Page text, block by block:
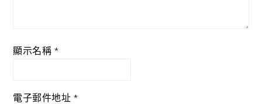
顯示名稱 *
電子郵件地址 *